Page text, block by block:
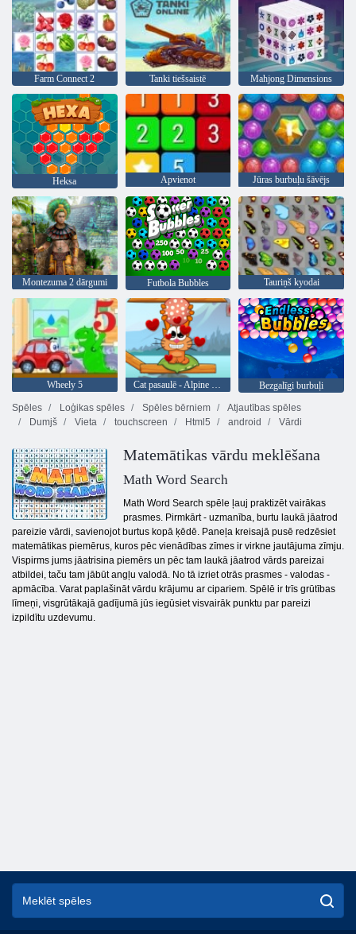
Farm Connect 2 Tanki tiešsaistē Mahjong Dimensions
Heksa Apvienot Jūras burbuļu šāvējs
Montezuma 2 dārgumi Futbola Bubbles Tauriņš kyodai
Wheely 5 Cat pasaulē - Alpine Lakes
Bezgalīgi burbuļi
Spēles
Loģikas spēles Spēles bērniem
Atjautības spēles
Dumjš
Vieta touchscreen Html5 android Vārdi
Matemātikas vārdu meklēšana
Math Word Search
Math Word Search spēle ļauj praktizēt vairākas
prasmes. Pirmkārt - uzmanība, burtu laukā jāatrod
pareizie vārdi, savienojot burtus kopā ķēdē. Paneļa kreisajā pusē redzēsiet
matemātikas piemērus, kuros pēc vienādības zīmes ir virkne jautājuma zīmju.
Vispirms jums jāatrisina piemērs un pēc tam laukā jāatrod vārds pareizai
atbildei, taču tam jābūt angļu valodā. No tā izriet otrās prasmes - valodas -
apmācība. Varat paplašināt vārdu krājumu ar cipariem. Spēlē ir trīs grūtības
līmeņi, visgrūtākajā gadījumā jūs iegūsiet visvairāk punktu par pareizi
izpildītu uzdevumu.